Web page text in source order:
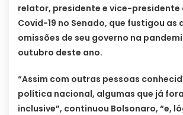
relator, presidente e vice-presidente
Covid-19 no Senado, que fustigou as
omissões de seu governo na
outubro deste ano.
“Assim com outras pessoas
política nacional, algumas que já
inclusive”, continuou Bolsonaro, “e,